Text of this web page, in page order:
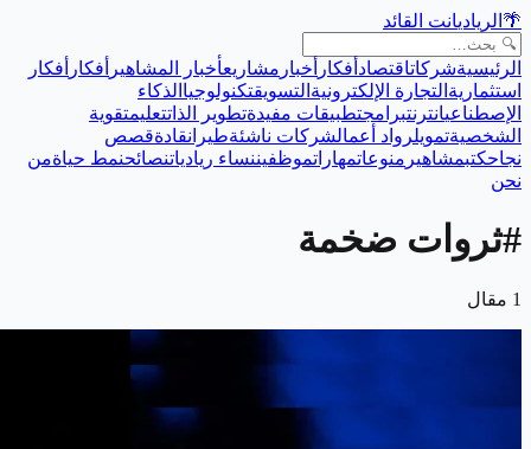
🌴 الرياديانت القائد
الرئيسيةشركاتاقتصاد أفكار أخبار مشاريعأخبار المشاهير أفكار أفكار
استثمارية التجارة الإلكترونية التسويقتكنولوجيا الذكاء
الإصطناعيانترنتبرامجتطبيقات مفيدةتطوير الذاتتعليمتقوية
الشخصيةتمويلرواد أعمالشركات ناشئةطيرانقادةقصص
نجاحكتبمشاهير منوعاتمهاراتموظفيننساء ريادياتنصائحنمط حياةمن
نحن
#ثروات ضخمة
1 مقال